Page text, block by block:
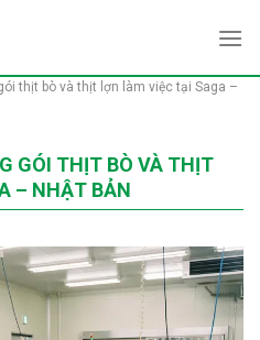
thịt bò và thịt lợn làm việc tại Saga –
GÓI THỊT BÒ VÀ THỊT
– NHẬT BẢN